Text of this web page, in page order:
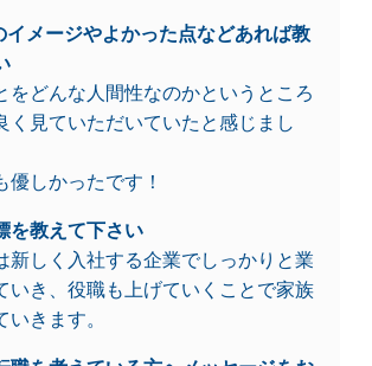
メージやよかった点などあれば教
をどんな人間性なのかというところ
く見ていただいていたと感じまし
優しかったです！
教えて下さい
新しく入社する企業でしっかりと業
いき、役職も上げていくことで家族
きます。